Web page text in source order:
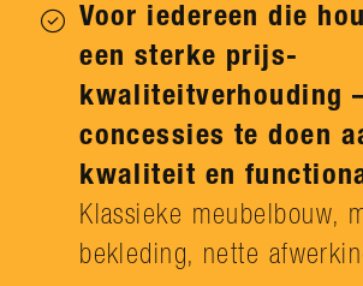
Voor iedereen die
een sterke prijs-
kwaliteitverhouding
concessies te doen
kwaliteit en
Klassieke meubelbouw,
bekleding, nette